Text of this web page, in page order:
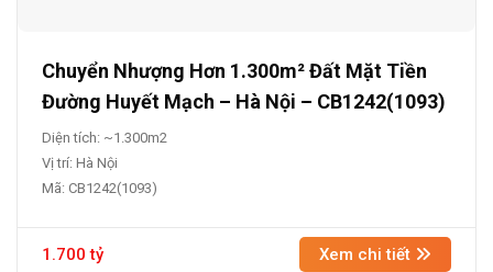
Chuyển Nhượng Hơn 1.300m² Đất Mặt Tiền
Đường Huyết Mạch – Hà Nội – CB1242(1093)
Diện tích: ~1.300m2
Vị trí: Hà Nội
Mã: CB1242(1093)
1.700 tỷ Xem chi tiết